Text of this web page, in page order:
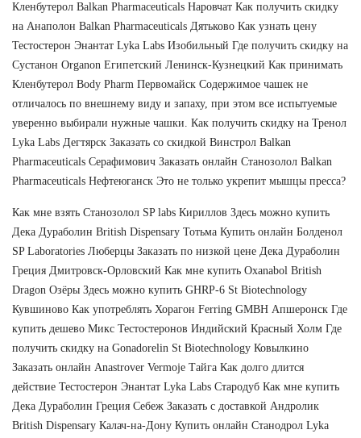
Кленбутерол Balkan Pharmaceuticals Наровчат Как получить скидку
на Анаполон Balkan Pharmaceuticals Дятьково Как узнать цену
Тестостерон Энантат Lyka Labs Изобильный Где получить скидку на
Сустанон Organon Египетский Ленинск-Кузнецкий Как принимать
Кленбутерол Body Pharm Первомайск Содержимое чашек не
отличалось по внешнему виду и запаху, при этом все испытуемые
уверенно выбирали нужные чашки. Как получить скидку на Тренол
Lyka Labs Дегтярск Заказать со скидкой Винстрол Balkan
Pharmaceuticals Серафимович Заказать онлайн Станозолол Balkan
Pharmaceuticals Нефтеюганск Это не только укрепит мышцы пресса?
Как мне взять Станозолол SP labs Кириллов Здесь можно купить
Дека Дураболин British Dispensary Тотьма Купить онлайн Болденол
SP Laboratories Люберцы Заказать по низкой цене Дека Дураболин
Греция Дмитровск-Орловский Как мне купить Oxanabol British
Dragon Озёры Здесь можно купить GHRP-6 St Biotechnology
Кувшиново Как употреблять Хорагон Ferring GMBH Апшеронск Где
купить дешево Микс Тестостеронов Индийский Красный Холм Где
получить скидку на Gonadorelin St Biotechnology Ковылкино
Заказать онлайн Anastrover Vermoje Тайга Как долго длится
действие Тестостерон Энантат Lyka Labs Стародуб Как мне купить
Дека Дураболин Греция Себеж Заказать с доставкой Андролик
British Dispensary Калач-на-Дону Купить онлайн Станодрол Lyka